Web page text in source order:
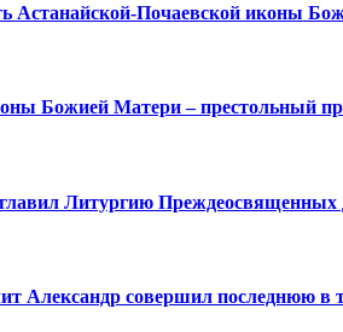
Астанайской-Почаевской иконы
Божией Матери – престольный
Литургию
Александр совершил последнюю